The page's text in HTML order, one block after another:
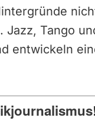
Tango
entwickeln